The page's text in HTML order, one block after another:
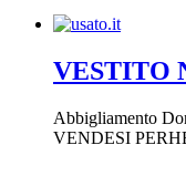
VESTITO
Abbigliamento
VENDESI